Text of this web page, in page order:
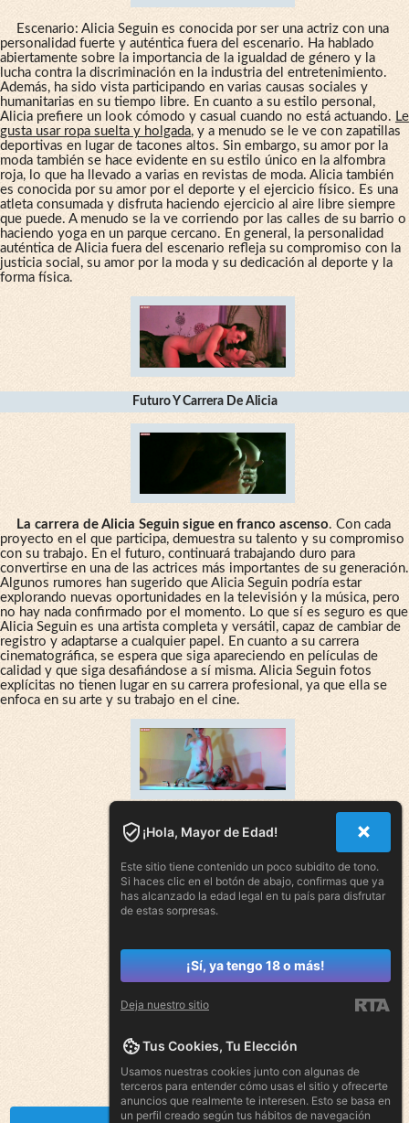
Escenario: Alicia Seguin es conocida por ser una actriz con una
personalidad fuerte y auténtica fuera del escenario. Ha hablado
abiertamente sobre la importancia de la igualdad de género y la
lucha contra la discriminación en la industria del entretenimiento.
Además, ha sido vista participando en varias causas sociales y
humanitarias en su tiempo libre. En cuanto a su estilo personal,
Alicia prefiere un look cómodo y casual cuando no está actuando. Le
gusta usar ropa suelta y holgada, y a menudo se le ve con zapatillas
deportivas en lugar de tacones altos. Sin embargo, su amor por la
moda también se hace evidente en su estilo único en la alfombra
roja, lo que ha llevado a varias en revistas de moda. Alicia también
es conocida por su amor por el deporte y el ejercicio físico. Es una
atleta consumada y disfruta haciendo ejercicio al aire libre siempre
que puede. A menudo se la ve corriendo por las calles de su barrio o
haciendo yoga en un parque cercano. En general, la personalidad
auténtica de Alicia fuera del escenario refleja su compromiso con la
justicia social, su amor por la moda y su dedicación al deporte y la
forma física.
Futuro Y Carrera De Alicia
La carrera de Alicia Seguin sigue en franco ascenso. Con cada
proyecto en el que participa, demuestra su talento y su compromiso
con su trabajo. En el futuro, continuará trabajando duro para
convertirse en una de las actrices más importantes de su generación.
Algunos rumores han sugerido que Alicia Seguin podría estar
explorando nuevas oportunidades en la televisión y la música, pero
no hay nada confirmado por el momento. Lo que sí es seguro es que
Alicia Seguin es una artista completa y versátil, capaz de cambiar de
registro y adaptarse a cualquier papel. En cuanto a su carrera
cinematográfica, se espera que siga apareciendo en películas de
calidad y que siga desafiándose a sí misma. Alicia Seguin fotos
explícitas no tienen lugar en su carrera profesional, ya que ella se
enfoca en su arte y su trabajo en el cine.
¡Hola, Mayor de Edad!
Este sitio tiene contenido un poco subidito de tono.
Si haces clic en el botón de abajo, confirmas que ya
has alcanzado la edad legal en tu país para disfrutar
de estas sorpresas.
¡Sí, ya tengo 18 o más!
Deja nuestro sitio
Tus Cookies, Tu Elección
Usamos nuestras cookies junto con algunas de
terceros para entender cómo usas el sitio y ofrecerte
anuncios que realmente te interesen. Esto se basa en
un perfil creado según tus hábitos de navegación